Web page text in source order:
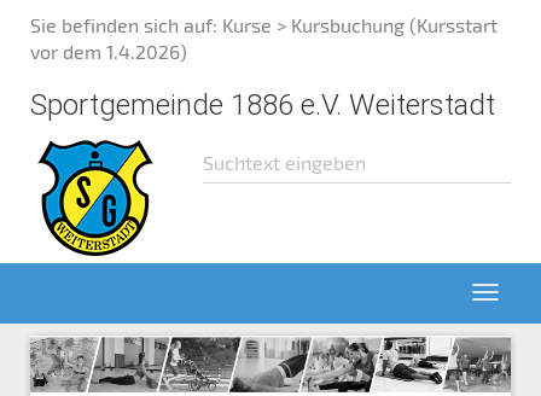
Sie befinden sich auf: Kurse > Kursbuchung (Kursstart
vor dem 1.4.2026)
Sportgemeinde 1886 e.V. Weiterstadt